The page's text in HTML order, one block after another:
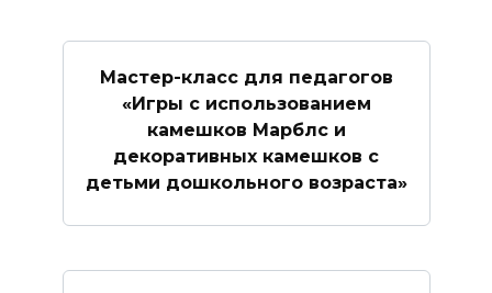
Мастер-класс для педагогов
«Игры с использованием
камешков Марблс и
декоративных камешков с
детьми дошкольного возраста»